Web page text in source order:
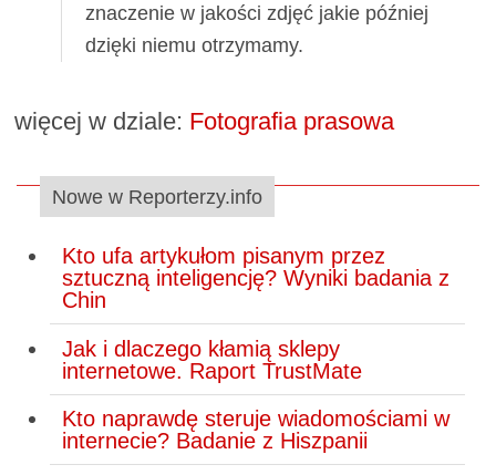
znaczenie w jakości zdjęć jakie później
dzięki niemu otrzymamy.
więcej w dziale: Fotografia prasowa
Nowe w Reporterzy.info
Kto ufa artykułom pisanym przez
sztuczną inteligencję? Wyniki badania z
Chin
Jak i dlaczego kłamią sklepy
internetowe. Raport TrustMate
Kto naprawdę steruje wiadomościami w
internecie? Badanie z Hiszpanii